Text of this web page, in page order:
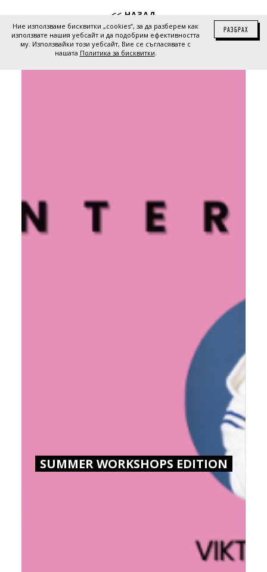
Ние използваме бисквитки „cookies“, за да разберем как
използвате нашия уебсайт и да подобрим ефективността
му. Използвайки този уебсайт, Вие се съгласявате с
нашата Политика за бисквитки.
РАЗБРАХ
<< НАЗАД
SUMMER WORKSHOPS EDITION